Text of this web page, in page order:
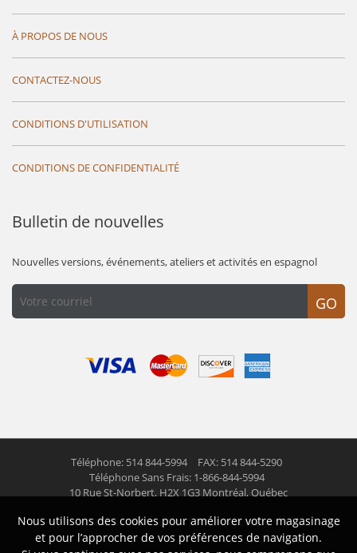
À PROPOS DE NOUS
CONTACTEZ-NOUS
CONDITIONS D'UTILISATION
CONDITIONS DE CONFIDENTIALITÉ
Bulletin de nouvelles
Nouvelles versions, événements, ateliers et activités en espagnol
GO
Téléphone: 514 844-5994
FAX: 514 844-5290
Téléphone Sans Frais: 1-866-844-5994
10 Rue St-Norbert, H2X 1G3 Montréal, Québec
© 2026 Las Americas inc. Tous droits réservés
Nous utilisons des cookies pour améliorer votre magasinage
et pour l’approcher de vos préférences de navigation.